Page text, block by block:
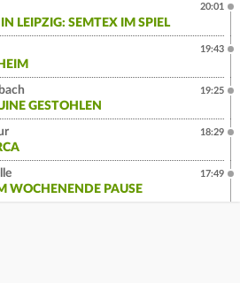
LEIPZIG: SEMTEX IM SPIEL
20:01
19:43
GESTOHLEN
19:25
18:29
WOCHENENDE PAUSE
17:49